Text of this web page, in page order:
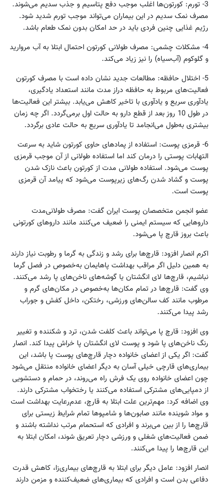
3- تورم: کورتون‌ها اغلب موجب دفع پتاسیم و جذب سدیم می‌شوند.
مصرف نمک سدیم در این بیماران می‌تواند موجب تورم شدید شود.
رژیم غذایی چنین فردی باید در حد امکان بدون نمک طعام باشد.
4- مشکلات چشمی: مصرف طولانی کورتون احتمال ابتلا به آب مروارید
و گلوکوم (آب‌سیاه) را نیز زیاد می‌کند.
5- اختلال حافظه: مطالعات جدید نشان داده است با مصرف کورتون
فعالیت‌های مربوط به حافظه دراز مدت مانند استعداد یادگیری،
یادآوری سریع و یادآوری با تاخیر کاهش می‌یابد. بیشتر این فعالیت‌ها
در طول 10 روز بعد از قطع دارو به حالت اول برمی‌گردد. اگر چه زمان
بیشتری به‌طول می‌انجامد تا یادآوری سریع به حالت عادی برگردد.
6- قرمزی پوست: استفاده از پمادهای حاوی کورتون شاید به سرعت
التهابات پوستی را درمان کند اما استفاده طولانی از آن موجب قرمزی
پوست می‌شود. استفاده طولانی مدت از کورتون باعث نازک شدن
پوست و گشاد شدن رگ‌های زیرپوست می‌شود که پیامد آن قرمزی
پوست است.
عضو انجمن متخصصان پوست ایران گفت: مصرف طولانی‌مدت
داروهایی که سیستم ایمنی را ضعیف می‌کنند مانند داروهای کورتونی
باعث بروز قارچ پا می‌شود.
اکرم انصار افزود: قارچ‌ها برای رشد و زندگی به گرما و رطوبت نیاز دارند
به همین دلیل اگر مراقب بهداشت پاهایمان به‌خصوص در فصل گرما
نباشیم، قارچ‌ها لای انگشتان یا گوشه‌های ناخن‌های پا رشد می‌کنند.
وی گفت: قارچ‌ها در تمام مکان‌ها به‌خصوص در مکان‌های گرم و
مرطوب مانند کف سالن‌های ورزشی، رختکن، داخل کفش و جوراب
رشد پیدا می‌کنند.
وی افزود: قارچ پا می‌تواند باعث کلفت شدن، ترد و شکننده و تغییر
رنگ ناخن‌های پا شود و پوست لای انگشتان پا خراش پیدا کند. انصار
گفت: اگر یکی از اعضای خانواده دچار قارچ‌های پوست پا باشد، این
بیماری‌های قارچی خیلی آسان به دیگر اعضای خانواده منتقل می‌شود
چون اعضای خانواده روی یک فرش راه می‌روند، در حمام و دستشویی
از دمپایی‌های مشترکی استفاده می‌کنند یا رختخواب مشترکی دارند.
وی اضافه کرد: مهم‌ترین علت ابتلا به قارچ، عدم‌رعایت بهداشت است
و مواد شوینده مانند صابون‌ها و شامپوها تمام شرایط زیستی برای
قارچ‌ها را از بین می‌برند و افرادی که استحمام مرتب نداشته باشند و
ضمن فعالیت‌های شغلی و ورزشی دچار تعریق شوند، امکان ابتلا به
این قارچ‌ها را پیدا می‌کنند.
انصار افزود: عامل دیگر برای ابتلا به قارچ‌های بیماری‌زا، کاهش قدرت
دفاعی بدن است و افرادی که بیماری‌های ضعیف‌کننده و مزمن دارند